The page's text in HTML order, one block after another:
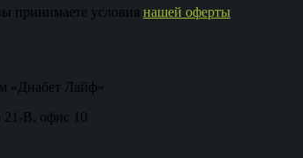
принимаете условия нашей оферты
«Диабет Лайф»
21-В, офис 10